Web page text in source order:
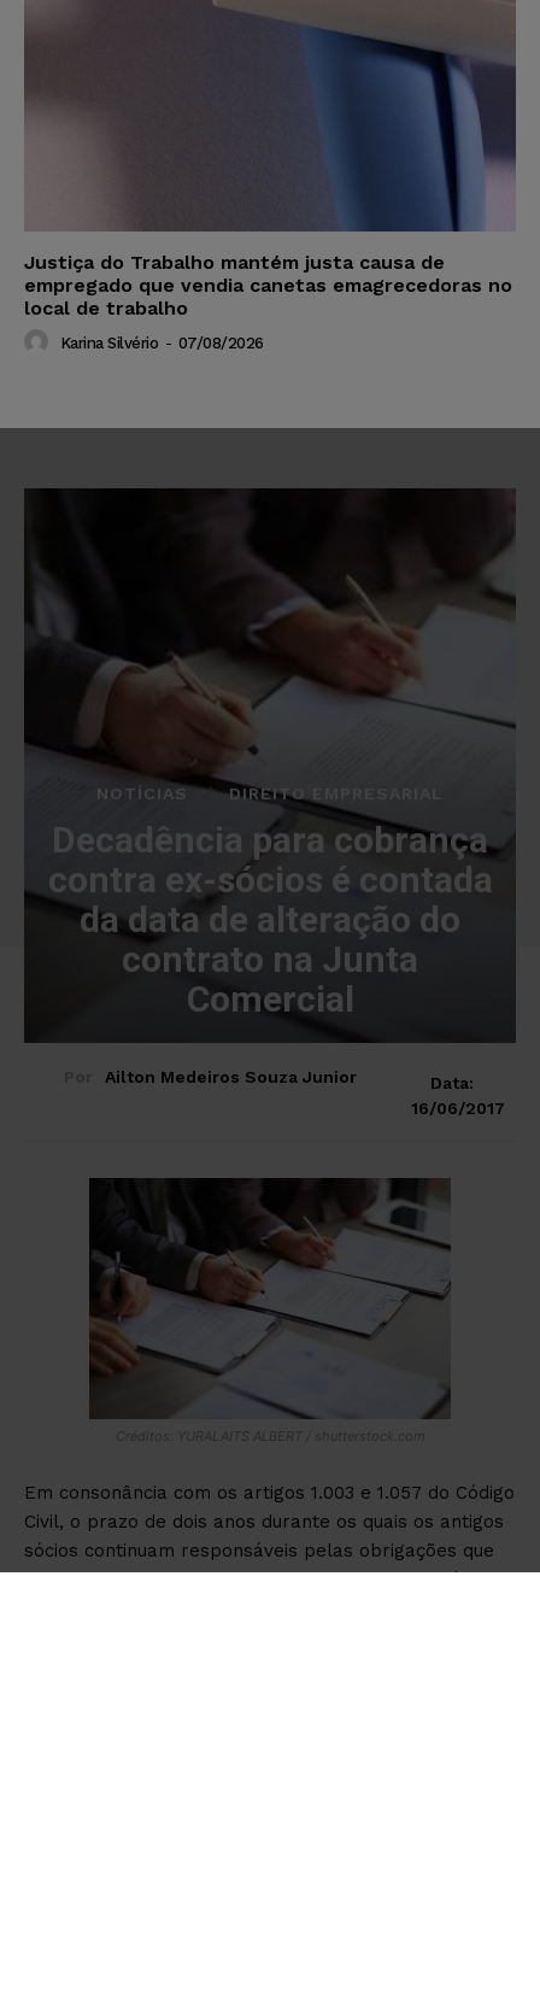
Justiça do Trabalho mantém justa causa de
empregado que vendia canetas emagrecedoras no
local de trabalho
Karina Silvério - 07/08/2026